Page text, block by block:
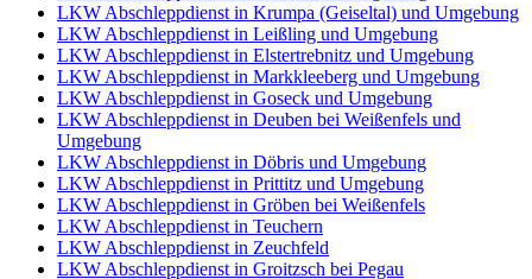
LKW Abschleppdienst in Krumpa (Geiseltal) und Umgebung
LKW Abschleppdienst in Leißling und Umgebung
LKW Abschleppdienst in Elstertrebnitz und Umgebung
LKW Abschleppdienst in Markkleeberg und Umgebung
LKW Abschleppdienst in Goseck und Umgebung
LKW Abschleppdienst in Deuben bei Weißenfels und
Umgebung
LKW Abschleppdienst in Döbris und Umgebung
LKW Abschleppdienst in Prittitz und Umgebung
LKW Abschleppdienst in Gröben bei Weißenfels
LKW Abschleppdienst in Teuchern
LKW Abschleppdienst in Zeuchfeld
LKW Abschleppdienst in Groitzsch bei Pegau